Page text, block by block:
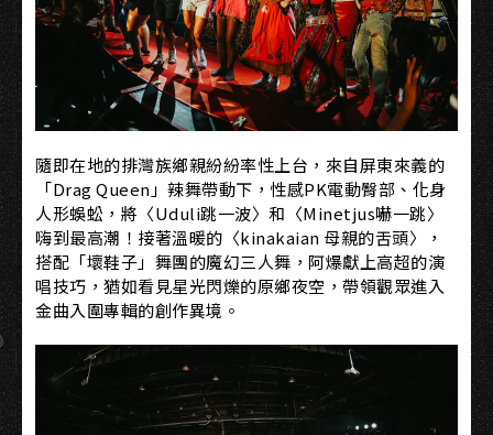
隨即在地的排灣族鄉親紛紛率性上台，來自屏東來義的
「Drag Queen」辣舞帶動下，性感PK電動臀部、化身
人形蜈蚣，將〈Uduli跳一波〉和〈Minetjus嚇一跳〉
嗨到最高潮！接著溫暖的〈kinakaian 母親的舌頭〉，
搭配「壞鞋子」舞團的魔幻三人舞，阿爆獻上高超的演
唱技巧，猶如看見星光閃爍的原鄉夜空，帶領觀眾進入
金曲入圍專輯的創作異境。